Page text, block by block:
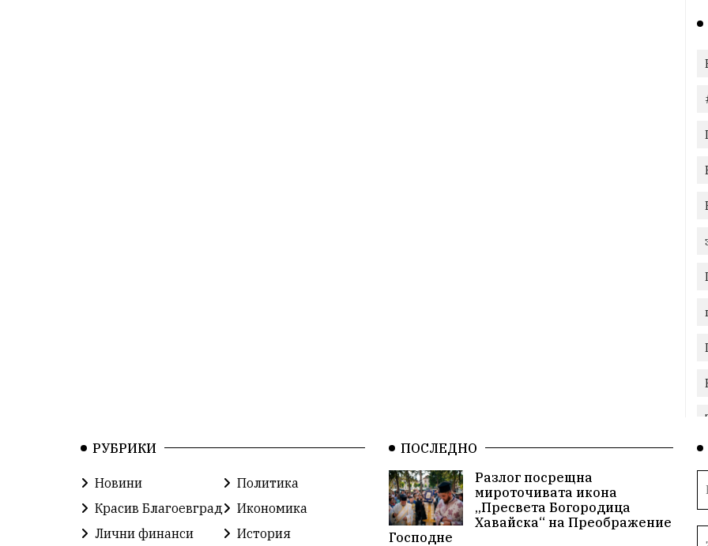
РУБРИКИ
Новини
Политика
Красив Благоевград
Икономика
Лични финанси
История
ПОСЛЕДНО
Разлог посрещна
мироточивата икона
„Пресвета Богородица
Хавайска“ на Преображение
Господне